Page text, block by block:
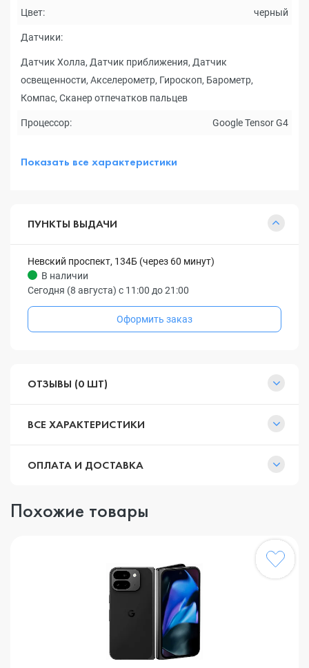
Цвет: черный
Датчики:
Датчик Холла, Датчик приближения, Датчик
освещенности, Акселерометр, Гироскоп, Барометр,
Компас, Сканер отпечатков пальцев
Процессор: Google Tensor G4
Показать все характеристики
ПУНКТЫ ВЫДАЧИ
Невский проспект, 134Б (через 60 минут)
В наличии
Сегодня (8 августа) с 11:00 до 21:00
Оформить заказ
ОТЗЫВЫ (0 ШТ)
ВСЕ ХАРАКТЕРИСТИКИ
ОПЛАТА И ДОСТАВКА
Похожие товары